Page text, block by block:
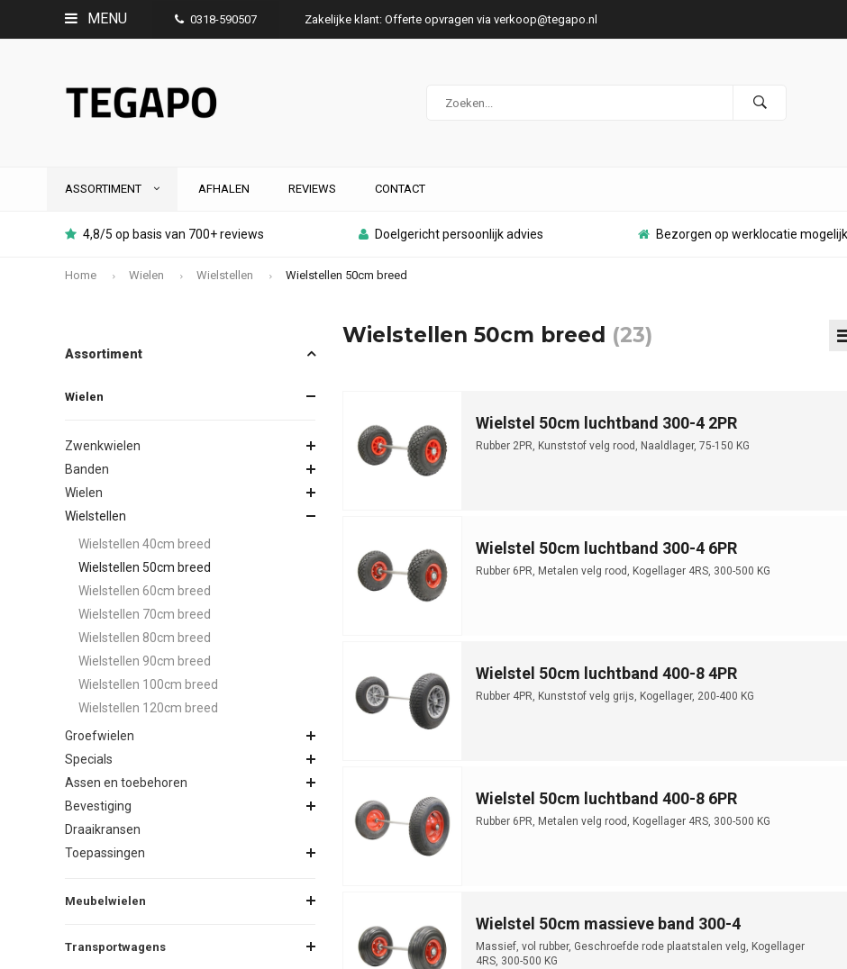
MENU 0318-590507 Zakelijke klant: Offerte opvragen via verkoop@tegapo.nl
ASSORTIMENT AFHALEN REVIEWS CONTACT
4,8/5 op basis van 700+ reviews Doelgericht persoonlijk advies Bezorgen op werklocatie mogelijk
Home Wielen Wielstellen Wielstellen 50cm breed
Assortiment
Wielen
Zwenkwielen
Banden
Wielen
Wielstellen
Wielstellen 40cm breed
Wielstellen 50cm breed
Wielstellen 60cm breed
Wielstellen 70cm breed
Wielstellen 80cm breed
Wielstellen 90cm breed
Wielstellen 100cm breed
Wielstellen 120cm breed
Groefwielen
Specials
Assen en toebehoren
Bevestiging
Draaikransen
Toepassingen
Meubelwielen
Transportwagens
Wielstellen 50cm breed (23)
Wielstel 50cm luchtband 300-4 2PR
Rubber 2PR, Kunststof velg rood, Naaldlager, 75-150 KG
Wielstel 50cm luchtband 300-4 6PR
Rubber 6PR, Metalen velg rood, Kogellager 4RS, 300-500 KG
Wielstel 50cm luchtband 400-8 4PR
Rubber 4PR, Kunststof velg grijs, Kogellager, 200-400 KG
Wielstel 50cm luchtband 400-8 6PR
Rubber 6PR, Metalen velg rood, Kogellager 4RS, 300-500 KG
Wielstel 50cm massieve band 300-4
Massief, vol rubber, Geschroefde rode plaatstalen velg, Kogellager
4RS, 300-500 KG